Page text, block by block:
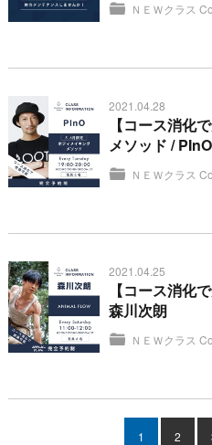
ＮＥＷクラス
2021.04.28
【コース消化
メソッド / PInO
ＮＥＷクラス
2021.04.25
【コース消化
森川次朗
ＮＥＷクラス
1 2